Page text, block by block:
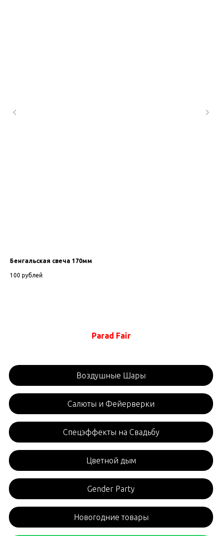
Бенгальская свеча 170мм
100 рублей
Parad Fair
Воздушные Шары
Салюты и Фейерверки
Спецэффекты на Свадьбу
Цветной дым
Gender Party
Новогодние товары